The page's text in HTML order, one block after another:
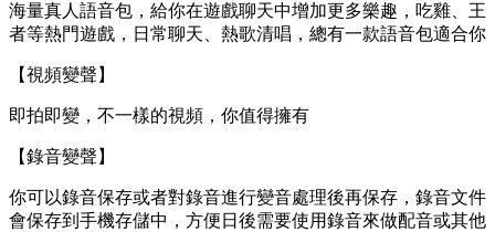
海量真人語音包，給你在遊戲聊天中增加更多樂趣，吃雞、王
者等熱門遊戲，日常聊天、熱歌清唱，總有一款語音包適合你
【視頻變聲】
即拍即變，不一樣的視頻，你值得擁有
【錄音變聲】
你可以錄音保存或者對錄音進行變音處理後再保存，錄音文件
會保存到手機存儲中，方便日後需要使用錄音來做配音或其他